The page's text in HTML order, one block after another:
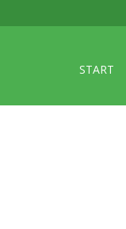
START